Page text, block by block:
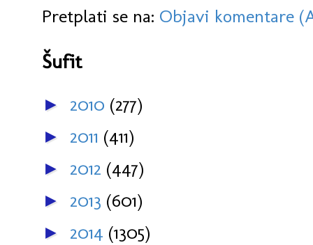
Pretplati se na: Objavi komentare
Šufit
► 2010 (277)
► 2011 (411)
► 2012 (447)
► 2013 (601)
► 2014 (1305)